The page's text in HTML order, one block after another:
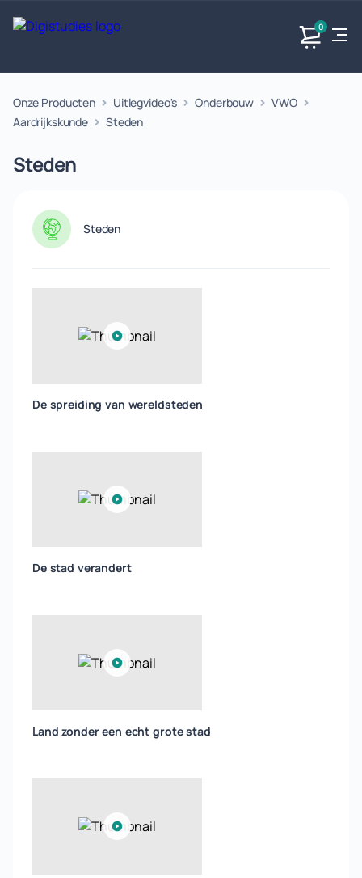
0
Exacte
vakken
vakken.
Taalvakken Maatschappijvakken Producten
Onze Producten Uitlegvideo's Onderbouw
VWO
Aardrijkskunde
Steden
Steden
Steden
De spreiding van wereldsteden
De stad verandert
Land zonder een echt grote stad